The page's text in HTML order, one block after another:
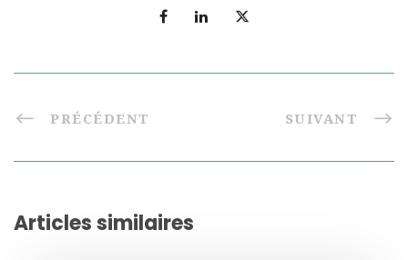
PRÉCÉDENT SUIVANT
Articles similaires